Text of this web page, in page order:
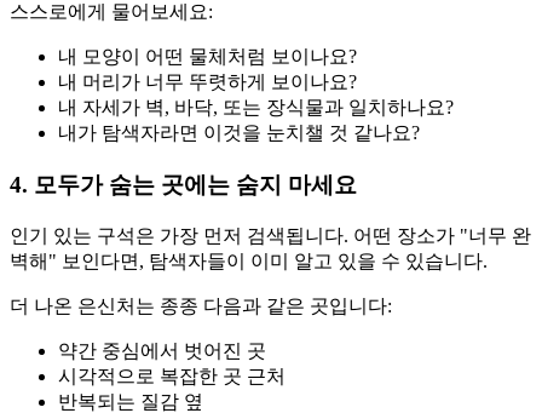
스스로에게 물어보세요:
내 모양이 어떤 물체처럼 보이나요?
내 머리가 너무 뚜렷하게 보이나요?
내 자세가 벽, 바닥, 또는 장식물과 일치하나요?
내가 탐색자라면 이것을 눈치챌 것 같나요?
4. 모두가 숨는 곳에는 숨지 마세요
인기 있는 구석은 가장 먼저 검색됩니다. 어떤 장소가 "너무 완
벽해" 보인다면, 탐색자들이 이미 알고 있을 수 있습니다.
더 나온 은신처는 종종 다음과 같은 곳입니다:
약간 중심에서 벗어진 곳
시각적으로 복잡한 곳 근처
반복되는 질감 옆